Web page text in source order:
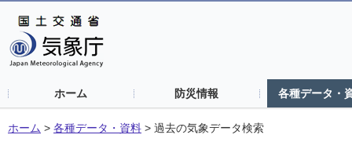
ホーム 防災情報 各種データ・
ホーム > 各種データ・資料 > 過去の気象データ検索